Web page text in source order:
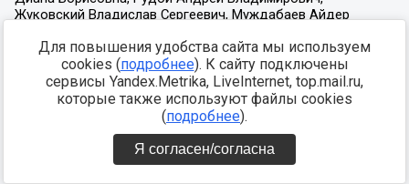
Для повышения удобства сайта мы используем
cookies (подробнее). К сайту подключены
сервисы Yandex.Metrika, LiveInternet, top.mail.ru,
которые также используют файлы cookies
(подробнее).
Я согласен/согласна